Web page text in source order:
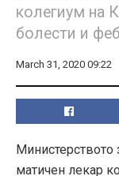
колегиум на
болести и
March 31, 2020 09:22
Министерството
матичен лекар